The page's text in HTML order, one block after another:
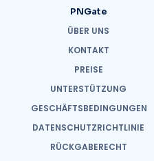
PNGate
ÜBER UNS
KONTAKT
PREISE
UNTERSTÜTZUNG
GESCHÄFTSBEDINGUNGEN
DATENSCHUTZRICHTLINIE
RÜCKGABERECHT